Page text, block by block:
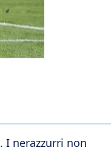
. I nerazzurri non